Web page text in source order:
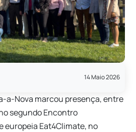
14 Maio 2026
a-Nova marcou presença, entre
segundo Encontro
europeia Eat4Climate, no